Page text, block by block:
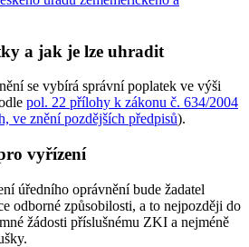
a jak je lze uhradit
se vybírá správní poplatek ve výši
pol. 22 přílohy k zákonu č. 634/2004
ve znění pozdějších předpisů).
vyřízení
úředního oprávnění bude žadatel
odborné způsobilosti, a to nejpozději do
žádosti příslušnému ZKI a nejméně